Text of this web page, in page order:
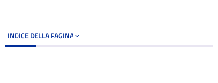
INDICE DELLA PAGINA